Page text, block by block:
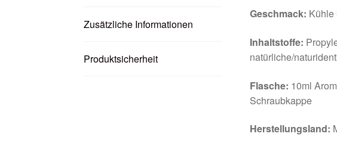
Zusätzliche Informationen
Produktsicherheit
Geschmack: Kühle
Inhaltstoffe:
natürliche/
Flasche: 10ml
Schraubkappe
Herstellungsland: